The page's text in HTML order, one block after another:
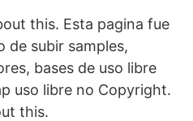
this. Esta pagina fue
de subir samples,
bases de uso libre
uso libre no Copyright.
this.